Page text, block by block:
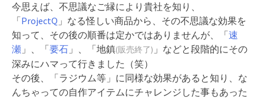
今思えば、不思議なご縁により貴社を知り、
「ProjectQ 」なる怪しい商品から、その不思議な効果を
知って、その後の順番は定かではありませんが、「速
瀬 」、「要石 」、「地鎮(販売終了) 」などと段階的にその
深みにハマって行きました（笑）
その後、「ラジウム等」に同様な効果があると知り、な
んちゃっての自作アイテムにチャレンジした事もあった